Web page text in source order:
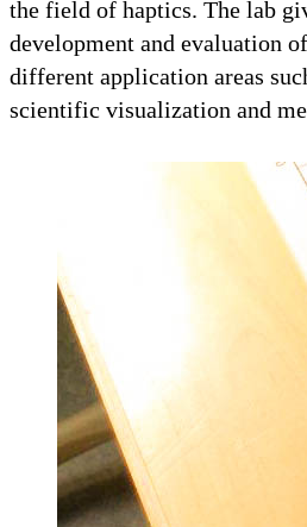
the field of haptics. The lab
development and evaluation
different application areas
scientific visualization and